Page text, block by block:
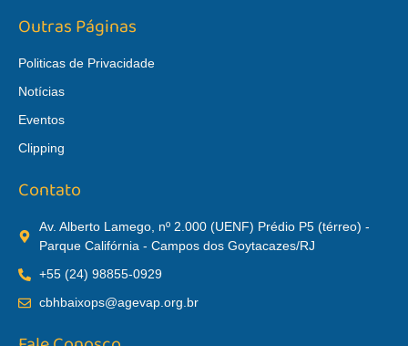
Outras Páginas
Politicas de Privacidade
Notícias
Eventos
Clipping
Contato
Av. Alberto Lamego, nº 2.000 (UENF) Prédio P5 (térreo) -
Parque Califórnia - Campos dos Goytacazes/RJ
+55 (24) 98855-0929
cbhbaixops@agevap.org.br